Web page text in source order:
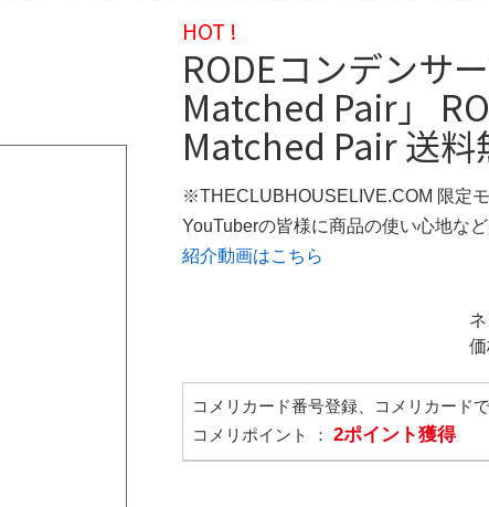
HOT !
RODEコンデンサ
Matched Pair」
Matched Pair 送料
※THECLUBHOUSELIVE.COM 限定
YouTuberの皆様に商品の使い心地な
紹介動画はこちら
価
コメリカード番号登録、コメリカード
コメリポイント ： 2ポイント獲得